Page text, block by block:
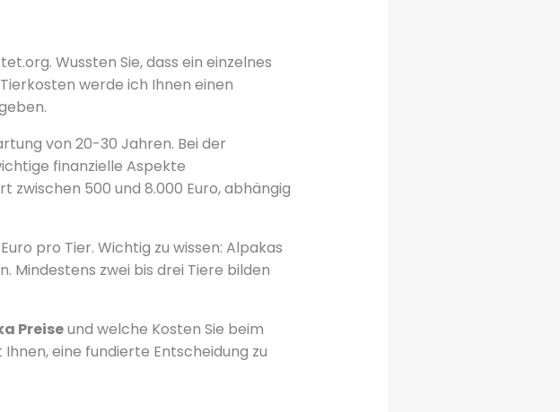
Wussten Sie, dass ein einzelnes
werde ich Ihnen einen
von 20-30 Jahren. Bei der
finanzielle Aspekte
zwischen 500 und 8.000 Euro, abhängig
pro Tier. Wichtig zu wissen: Alpakas
Mindestens zwei bis drei Tiere bilden
Preiseund welche Kosten Sie beim
eine fundierte Entscheidung zu